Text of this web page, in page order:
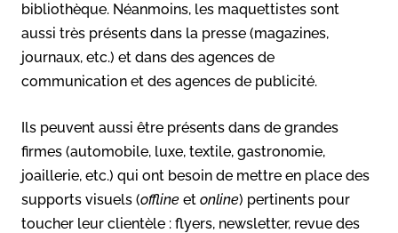
bibliothèque. Néanmoins, les maquettistes sont
aussi très présents dans la presse (magazines,
journaux, etc.) et dans des agences de
communication et des agences de publicité.
Ils peuvent aussi être présents dans de grandes
firmes (automobile, luxe, textile, gastronomie,
joaillerie, etc.) qui ont besoin de mettre en place des
supports visuels (offline et online) pertinents pour
toucher leur clientèle : flyers, newsletter, revue des